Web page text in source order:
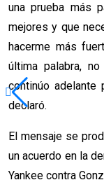
una prueba más
mejores y que
hacerme más
última palabra,
continúo adelante
declaró.
El mensaje se
un acuerdo en la
Yankee contra